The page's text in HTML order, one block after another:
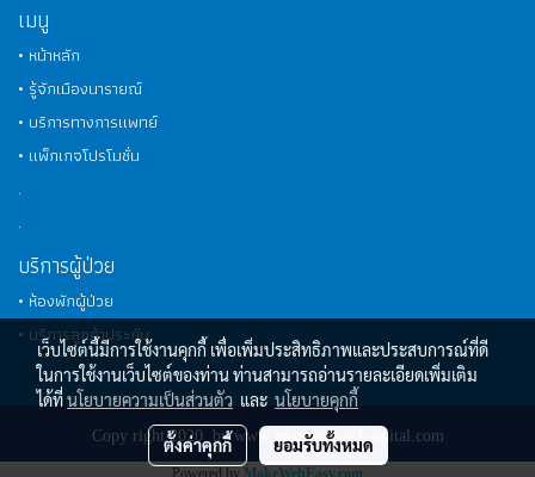
เมนู
• หน้าหลัก
• รู้จักเมืองนารายณ์
• บริการทางการแพทย์
• แพ็กเกจโปรโมชั่น
.
.
บริการผู้ป่วย
• ห้องพักผู้ป่วย
• บริการลูกค้าประกัน
Copy right 2020 by www.meungnarai-hospital.com
Powered by MakeWebEasy.com
เว็บไซต์นี้มีการใช้งานคุกกี้ เพื่อเพิ่มประสิทธิภาพและประสบการณ์ที่ดี
ในการใช้งานเว็บไซต์ของท่าน ท่านสามารถอ่านรายละเอียดเพิ่มเติม
ได้ที่นโยบายความเป็นส่วนตัว และ นโยบายคุกกี้
ตั้งค่าคุกกี้ ยอมรับทั้งหมด